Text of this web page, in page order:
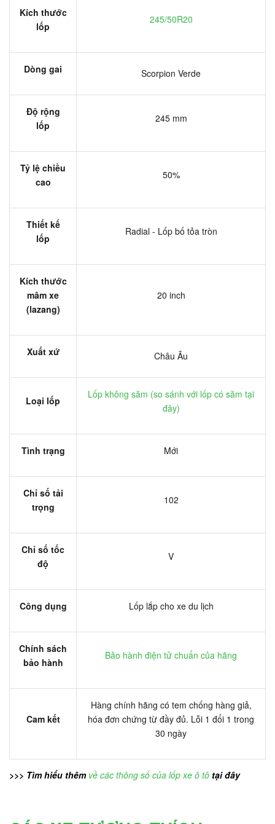
Kích thước
lốp
245/50R20
Dòng gai Scorpion Verde
Độ rộng
lốp
245 mm
Tỷ lệ chiều
cao
50%
Thiết kế
lốp
Radial - Lốp bố tỏa tròn
Kích thước
mâm xe
(lazang)
20 inch
Xuất xứ Châu Âu
Loại lốp
Lốp không săm (so sánh với lốp có săm tại
đây)
Tình trạng Mới
Chỉ số tải
trọng
102
Chỉ số tốc
độ
V
Công dụng Lốp lắp cho xe du lịch
Chính sách
bảo hành
Bảo hành điện tử chuẩn của hãng
Cam kết
Hàng chính hãng có tem chống hàng giả,
hóa đơn chứng từ đầy đủ. Lỗi 1 đổi 1 trong
30 ngày
>>> Tìm hiểu thêm về các thông số của lốp xe ô tô tại đây